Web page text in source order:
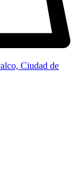
Ciudad de